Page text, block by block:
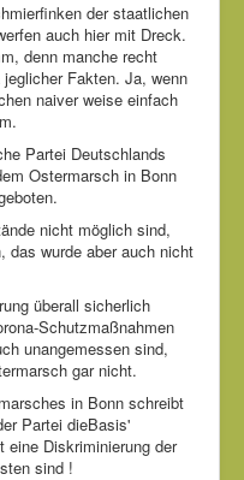
der staatlichen
auch hier mit Dreck.
denn manche recht
Fakten. Ja, wenn
naiver weise einfach
Partei Deutschlands
Ostermarsch in Bonn
nicht möglich sind,
das wurde aber auch nicht
überall sicherlich
Schutzmaßnahmen
unangemessen sind,
gar nicht.
in Bonn schreibt
Partei dieBasis'
Diskriminierung der
sind !